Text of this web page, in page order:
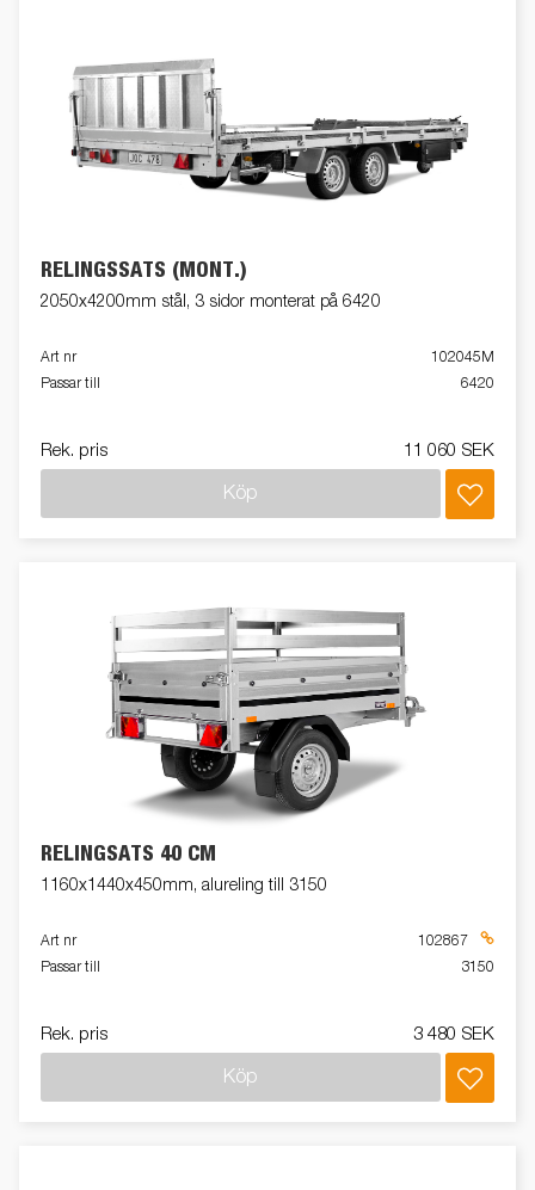
RELINGSSATS (MONT.)
2050x4200mm stål, 3 sidor monterat på 6420
Art nr
102045M
Passar till
6420
Rek. pris 11 060 SEK
Köp
RELINGSATS 40 CM
1160x1440x450mm, alureling till 3150
Art nr
102867
Passar till
3150
Rek. pris 3 480 SEK
Köp